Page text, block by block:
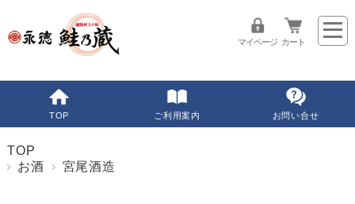
マイページ カート
TOP ご利用案内 お問い合せ
TOP
お酒
宮尾酒造